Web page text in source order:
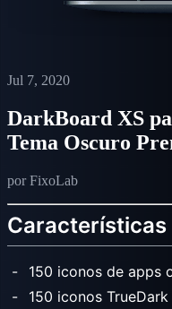
Jul 7, 2020
DarkBoard XS
Tema Oscuro
por FixoLab
Características
150 iconos de apps
150 iconos TrueDark